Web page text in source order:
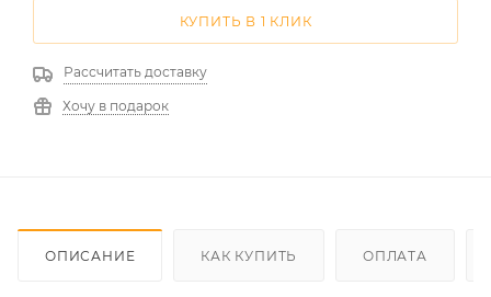
КУПИТЬ В 1 КЛИК
Рассчитать доставку
Хочу в подарок
ОПИСАНИЕ КАК КУПИТЬ ОПЛАТА